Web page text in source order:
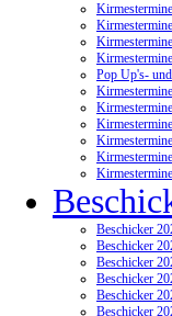
Pop Up's-
Beschicker
Beschicker
Beschicker
Beschicker
Beschicker
Beschicker